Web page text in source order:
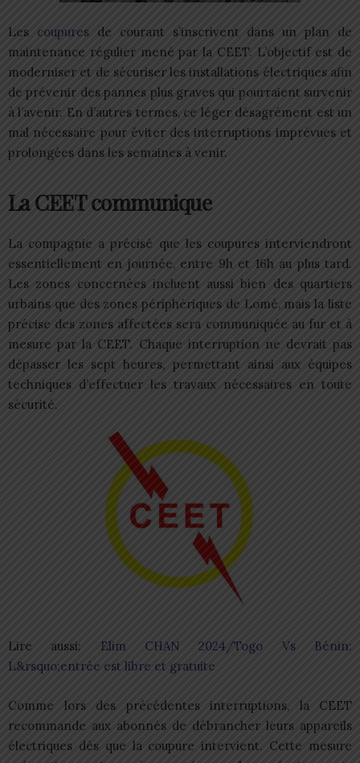
Les coupuresde courant s’inscrivent dans un plan de
maintenance régulier mené par la CEET. L’objectif est de
moderniser et de sécuriser les installations électriques afin
de prévenir des pannes plus graves qui pourraient survenir
à l’avenir. En d’autres termes, ce léger désagrément est un
mal nécessaire pour éviter des interruptions imprévues et
prolongées dans les semaines à venir.
La CEET communique
La compagnie a précisé que les coupures interviendront
essentiellement en journée, entre 9h et 16h au plus tard.
Les zones concernées incluent aussi bien des quartiers
urbains que des zones périphériques de Lomé, mais la liste
précise des zones affectées sera communiquée au fur et à
mesure par la CEET. Chaque interruption ne devrait pas
dépasser les sept heures, permettant ainsi aux équipes
techniques d’effectuer les travaux nécessaires en toute
sécurité.
Lire aussi: Elim CHAN 2024/Togo Vs Bénin:
L&rsquo;entrée est libre et gratuite
Comme lors des précédentes interruptions, la CEET
recommande aux abonnés de débrancher leurs appareils
électriques dès que la coupure intervient. Cette mesure